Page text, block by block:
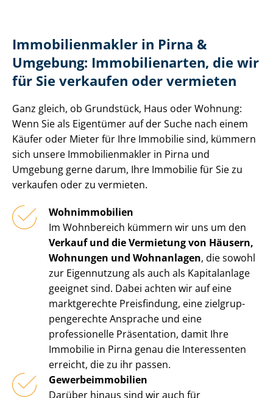
Im­mo­bi­li­en­mak­ler in Pirna &
Umgebung: Immobilienarten, die wir
für Sie verkaufen oder vermieten
Ganz gleich, ob Grundstück, Haus oder Wohnung:
Wenn Sie als Eigentümer auf der Suche nach einem
Käufer oder Mieter für Ihre Immobilie sind, kümmern
sich unsere Im­mo­bi­li­en­mak­ler in Pirna und
Umgebung gerne darum, Ihre Immobilie für Sie zu
verkaufen oder zu vermieten.
Wohnimmobilien
Im Wohnbereich kümmern wir uns um den
Verkauf und die Vermietung von Häusern,
Wohnungen und Wohnanlagen, die sowohl
zur Eigennutzung als auch als Kapitalanlage
geeignet sind. Dabei achten wir auf eine
marktgerechte Preisfindung, eine ziel­grup­
pen­ge­rech­te Ansprache und eine
professionelle Präsentation, damit Ihre
Immobilie in Pirna genau die Interessenten
erreicht, die zu ihr passen.
Ge­wer­be­im­mo­bi­li­en
Darüber hinaus sind wir auch für